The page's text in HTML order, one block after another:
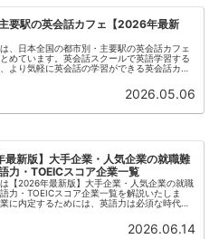
要駅の英会話カフェ【2026年最新
、日本全国の都市別・主要駅の英会話カフェ
めています。英会話スクールで英語学習する
より気軽に英会話の学習ができる英会話カフ
2026.05.06
最新版】大手企業・人気企業の就職難
力・TOEICスコア企業一覧
【2026年最新版】大手企業・人気企業の就職
力・TOEICスコア企業一覧を解説いたしま
に内定するためには、英語力は必須な時代に
うためにはより高いレベルの実践的な英語力が
す。海外展開やグローバルな事業を行ってい
2026.06.14